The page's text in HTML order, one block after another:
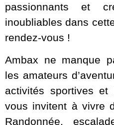
passionnants et
inoubliables dans
rendez-vous !
Ambax ne manque
les amateurs
activités sportives et
vous invitent à vivre
Randonnée,